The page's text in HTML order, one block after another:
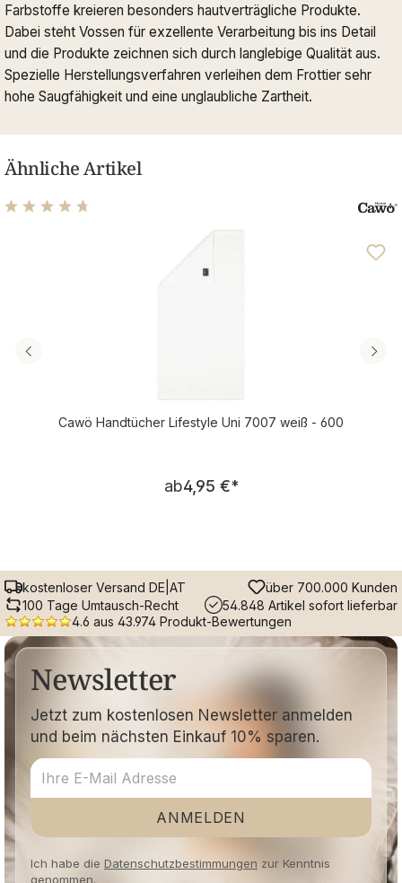
Farbstoffe kreieren besonders hautverträgliche Produkte.
Dabei steht Vossen für exzellente Verarbeitung bis ins Detail
und die Produkte zeichnen sich durch langlebige Qualität aus.
Spezielle Herstellungsverfahren verleihen dem Frottier sehr
hohe Saugfähigkeit und eine unglaubliche Zartheit.
Ähnliche Artikel
Durchschnittliche Bewertung von 4.68 von 5 Sternen
Cawö Handtücher Lifestyle Uni 7007 weiß - 600
Regulärer Preis:
ab4,95 €*
kostenloser Versand DE|AT
über 700.000 Kunden
100 Tage Umtausch-Recht
54.848 Artikel sofort lieferbar
4.6 aus 43.974 Produkt-Bewertungen
Newsletter
Jetzt zum kostenlosen Newsletter anmelden
und beim nächsten Einkauf 10% sparen.
ANMELDEN
Ich habe die Datenschutzbestimmungen zur Kenntnis
genommen.